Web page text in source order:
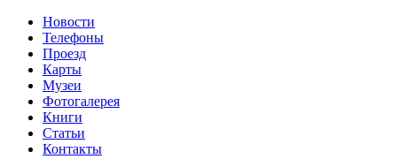
Новости
Телефоны
Проезд
Карты
Музеи
Фотогалерея
Книги
Статьи
Контакты